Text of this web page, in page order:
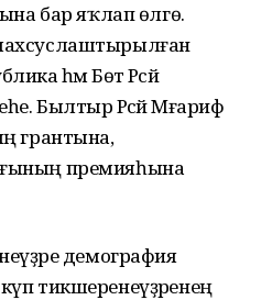
бар яҡлап өлгө.
һәм Бөтә Рәсәй
Былтыр Рәсәй Мәғариф
грантына,
премияһына
демография
тикшеренеүҙәренең